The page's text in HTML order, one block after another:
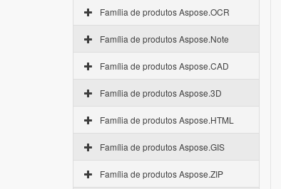
Família de produtos Aspose.OCR
Família de produtos Aspose.Note
Família de produtos Aspose.CAD
Família de produtos Aspose.3D
Família de produtos Aspose.HTML
Família de produtos Aspose.GIS
Família de produtos Aspose.ZIP